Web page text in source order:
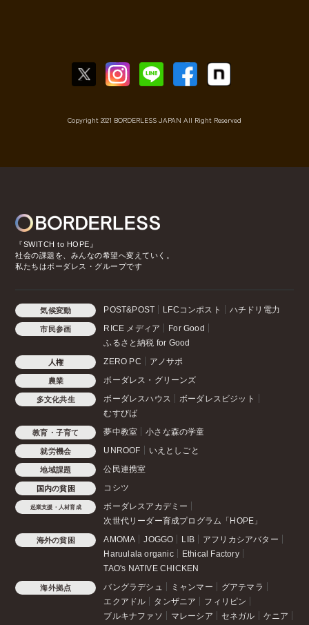
Copyright 2021 BORDERLESS JAPAN All Right Reserved
『SWITCH to HOPE』
社会の課題を、みんなの希望へ変えていく。
私たちはボーダレス・グループです
気候変動 POST&POST LFCコンポスト ハチドリ電力
市民参画 RICE メディア
For Good
ふるさと納税 for Good
人権 ZERO PC アノサポ
農業 ボーダレス・グリーンズ
多文化共生 ボーダレスハウス
ボーダレスビジット
むすびば
教育・子育て 夢中教室 小さな森の学童
就労機会 UNROOF いえとしごと
地域課題 公民連携室
国内の貧困 コシツ
起業支援・人材育成
ボーダレスアカデミー
次世代リーダー育成プログラム「HOPE」
海外の貧困 AMOMA JOGGO LIB
アフリカシアバター
Haruulala organic
Ethical Factory
TAO's NATIVE CHICKEN
海外拠点 バングラデシュ ミャンマー
グアテマラ
エクアドル
タンザニア
フィリピン
ブルキナファソ
マレーシア セネガル ケニア